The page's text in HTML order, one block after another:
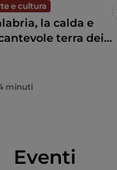
e cultura
la calda e
terra dei
minuti
Eventi